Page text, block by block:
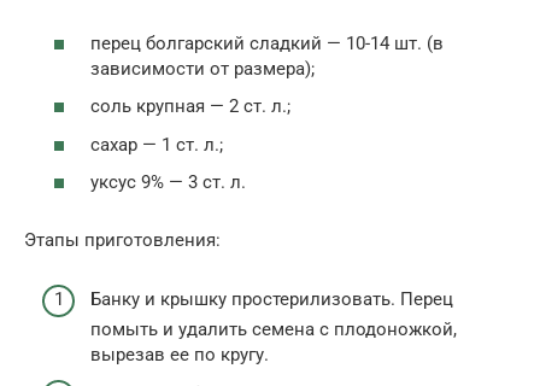
перец болгарский сладкий — 10-14 шт. (в
зависимости от размера);
соль крупная — 2 ст. л.;
сахар — 1 ст. л.;
уксус 9% — 3 ст. л.
Этапы приготовления:
Банку и крышку простерилизовать. Перец
помыть и удалить семена с плодоножкой,
вырезав ее по кругу.